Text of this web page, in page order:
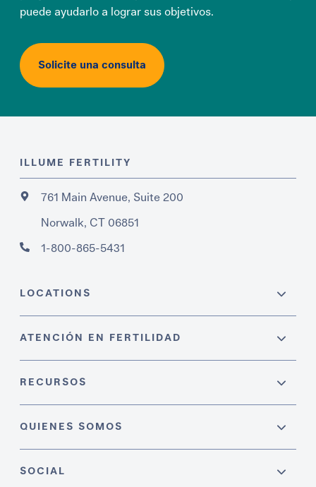
puede ayudarlo a lograr sus objetivos.
Solicite una consulta
ILLUME FERTILITY
761 Main Avenue, Suite 200
Norwalk, CT 06851
1-800-865-5431
LOCATIONS
ATENCIÓN EN FERTILIDAD
RECURSOS
QUIENES SOMOS
SOCIAL